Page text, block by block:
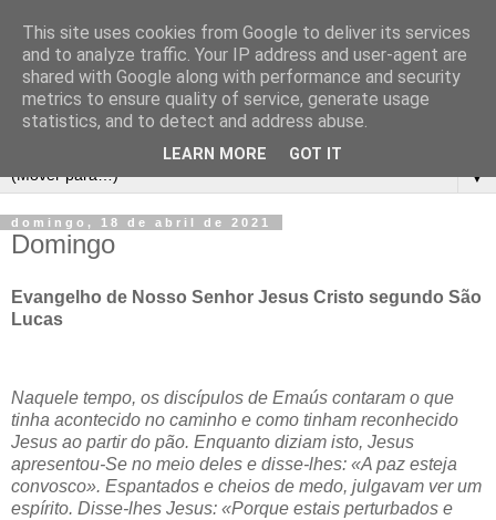
▼
domingo, 18 de abril de 2021
Domingo
Evangelho de Nosso Senhor Jesus Cristo segundo São
Lucas
Naquele tempo, os discípulos de Emaús contaram o que
tinha acontecido no caminho e como tinham reconhecido
Jesus ao partir do pão. Enquanto diziam isto, Jesus
apresentou-Se no meio deles e disse-lhes: «A paz esteja
convosco». Espantados e cheios de medo, julgavam ver um
espírito. Disse-lhes Jesus: «Porque estais perturbados e
This site uses cookies from Google to deliver its services
and to analyze traffic. Your IP address and user-agent are
shared with Google along with performance and security
metrics to ensure quality of service, generate usage
statistics, and to detect and address abuse.
LEARN MORE GOT IT